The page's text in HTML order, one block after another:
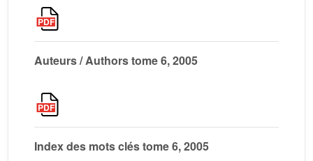
Auteurs / Authors tome 6, 2005
Index des mots clés tome 6, 2005